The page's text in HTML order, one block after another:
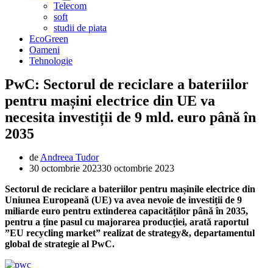
Telecom
soft
studii de piata
EcoGreen
Oameni
Tehnologie
PwC: Sectorul de reciclare a bateriilor
pentru mașini electrice din UE va
necesita investiții de 9 mld. euro până în
2035
de Andreea Tudor
30 octombrie 202330 octombrie 2023
Sectorul de reciclare a bateriilor pentru mașinile electrice din
Uniunea Europeană (UE) va avea nevoie de investiții de 9
miliarde euro pentru extinderea capacităților până în 2035,
pentru a ține pasul cu majorarea producției, arată raportul
”EU recycling market” realizat de strategy&, departamentul
global de strategie al PwC.